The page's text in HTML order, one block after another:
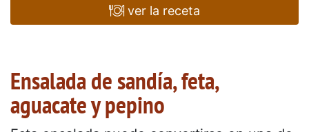
ver la receta
Ensalada de sandía, feta,
aguacate y pepino